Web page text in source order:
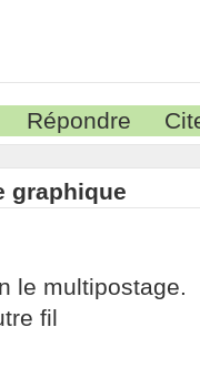
Répondre
graphique
le multipostage.
fil